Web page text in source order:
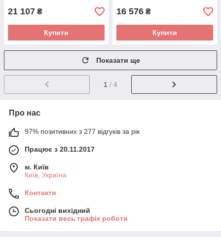
21 107 ₴
Купити
16 576 ₴
Купити
Показати ще
1 / 4
Про нас
97% позитивних з 277 відгуків за рік
Працює з 20.11.2017
м. Київ
Київ, Україна
Контакти
Сьогодні вихідний
Показати весь графік роботи